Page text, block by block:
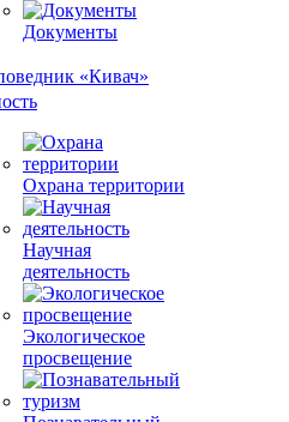
Документы
Охрана территории
Научная
деятельность
Экологическое
просвещение